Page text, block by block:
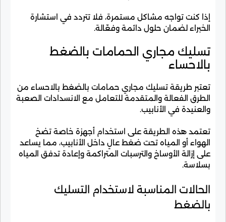
إذا كنت تواجه مشاكل مستمرة، فلا تتردد في استشارة
الخبراء لضمان حلول دائمة وفعّالة.
تسليك مجاري الحمامات بالضغط
بالاحساء
تعتبر طريقة تسليك مجاري حمامات بالضغط بالاحساء من
الطرق الفعالة والمتقدمة للتعامل مع الانسدادات الصعبة
والعنيدة في الأنابيب.
تعتمد هذه الطريقة على استخدام أجهزة خاصة تضخ
الهواء أو المياه تحت ضغط عالٍ داخل الأنابيب، مما يساعد
على إزالة الأوساخ والترسبات المتراكمة وإعادة تدفق المياه
بسلاسة.
الحالات المناسبة لاستخدام التسليك
بالضغط